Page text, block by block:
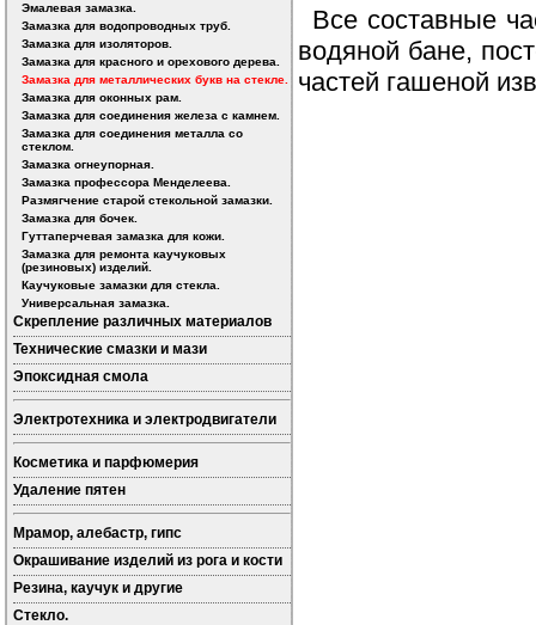
Эмалевая замазка.
Замазка для водопроводных труб.
Замазка для изоляторов.
Замазка для красного и орехового дерева.
Замазка для металлических букв на стекле.
Замазка для оконных рам.
Замазка для соединения железа с камнем.
Замазка для соединения металла со
стеклом.
Замазка огнеупорная.
Замазка профессора Менделеева.
Размягчение старой стекольной замазки.
Замазка для бочек.
Гуттаперчевая замазка для кожи.
Замазка для ремонта каучуковых
(резиновых) изделий.
Каучуковые замазки для стекла.
Универсальная замазка.
Скрепление различных материалов
Технические смазки и мази
Эпоксидная смола
Электротехника и электродвигатели
Косметика и парфюмерия
Удаление пятен
Мрамор, алебастр, гипс
Окрашивание изделий из рога и кости
Резина, каучук и другие
Стекло.
Все составные
водяной бане,
частей гашеной